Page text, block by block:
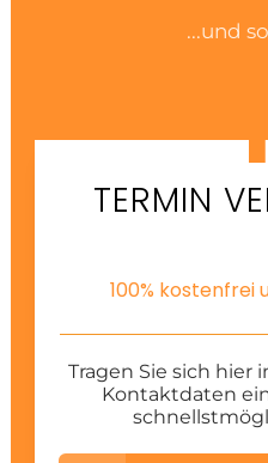
...und
TERMIN
100% kostenfrei
Tragen Sie sich hier
Kontaktdaten